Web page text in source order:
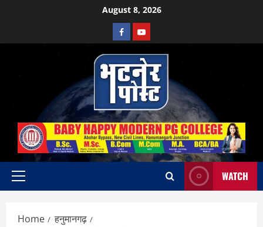
August 8, 2026
Facebook
Youtube
Primary
WATCH
Home
हनुमानगढ़